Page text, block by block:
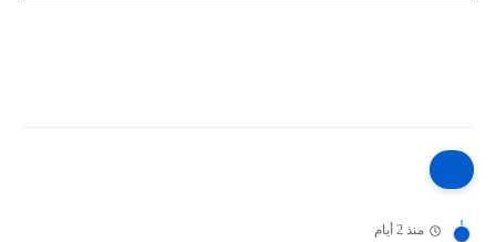
منذ 2 أيام